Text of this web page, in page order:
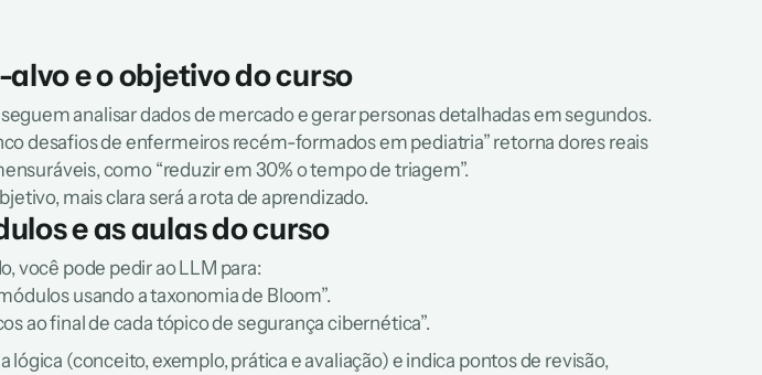
e o objetivo do curso
analisar dados de mercado e gerar personas detalhadas em segundos.
desafios de enfermeiros recém-formados em pediatria” retorna dores reais
como “reduzir em 30% o tempo de triagem”.
mais clara será a rota de aprendizado.
e as aulas do curso
você pode pedir ao LLM para:
usando a taxonomia de Bloom”.
ao final de cada tópico de segurança cibernética”.
lógica (conceito, exemplo, prática e avaliação) e indica pontos de revisão,